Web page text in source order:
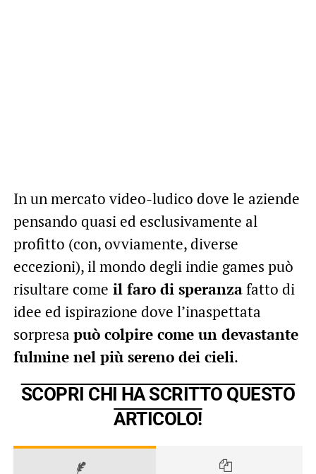
In un mercato video-ludico dove le aziende
pensando quasi ed esclusivamente al
profitto (con, ovviamente, diverse
eccezioni), il mondo degli indie games può
risultare come il faro di speranzafatto di
idee ed ispirazione dove l’inaspettata
sorpresa può colpire come un devastante
fulmine nel più sereno dei cieli.
SCOPRI CHI HA SCRITTO QUESTO
ARTICOLO!